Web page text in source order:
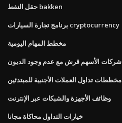
حقل النفط bakken
برنامج تجارة السيارات cryptocurrency
مخطط المهام اليومية
شركات الأسهم قرش مع عدم وجود الديون
مخططات تداول العملات الأجنبية للمبتدئين
وظائف الأجهزة والشبكات عبر الإنترنت
خيارات التداول محاكاة مجانا